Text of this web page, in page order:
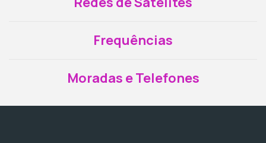
Frequências
Moradas e Telefones